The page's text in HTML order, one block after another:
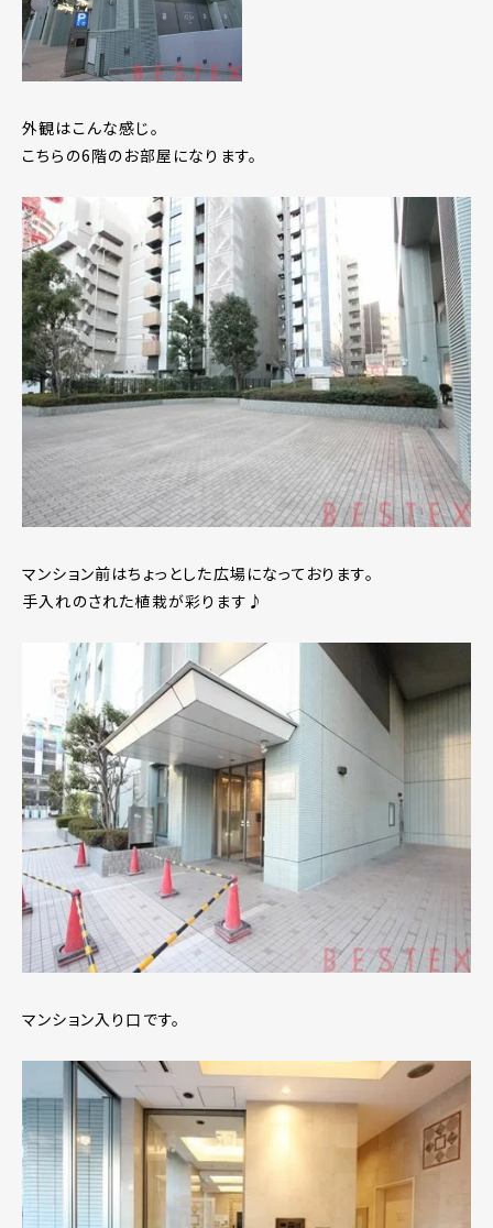
外観はこんな感じ。
こちらの6階のお部屋になります。
マンション前はちょっとした広場になっております。
手入れのされた植栽が彩ります♪
マンション入り口です。